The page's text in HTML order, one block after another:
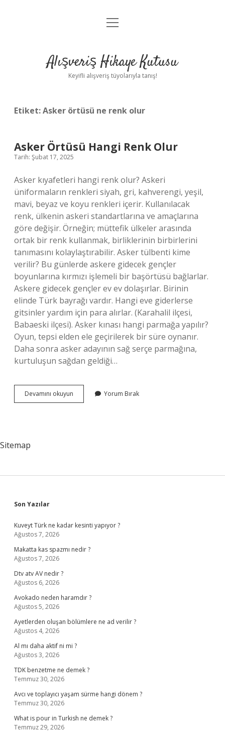
Anasayfa
Yasal Uyarı
menüyü
Alışveriş Hikaye Kutusu
Keyifli alışveriş tüyolarıyla tanış!
Etiket:Asker örtüsü ne renk olur
Asker Örtüsü Hangi Renk Olur
Tarih: Şubat 17, 2025
Asker kıyafetleri hangi renk olur? Askeri
üniformaların renkleri siyah, gri, kahverengi, yeşil,
mavi, beyaz ve koyu renkleri içerir. Kullanılacak
renk, ülkenin askeri standartlarına ve amaçlarına
göre değişir. Örneğin; müttefik ülkeler arasında
ortak bir renk kullanmak, birliklerinin birbirlerini
tanımasını kolaylaştırabilir. Asker tülbenti kime
verilir? Bu günlerde askere gidecek gençler
boyunlarına kırmızı işlemeli bir başörtüsü bağlarlar.
Askere gidecek gençler ev ev dolaşırlar. Birinin
elinde Türk bayrağı vardır. Hangi eve giderlerse
gitsinler yardım için para alırlar. (Karahalil ilçesi,
Babaeski ilçesi). Asker kınası hangi parmağa yapılır?
Oyun, tepsi elden ele geçirilerek bir süre oynanır.
Daha sonra asker adayının sağ serçe parmağına,
kurtuluşun sağdan geldiği…
Devamını okuyun
Örtüsü
Yorum Bırak
Sitemap
Sidebar
Son Yazılar
Kuveyt Türk ne kadar kesinti yapıyor ?
Ağustos 7, 2026
Makatta kas spazmı nedir ?
Ağustos 7, 2026
Dtv atv AV nedir ?
Ağustos 6, 2026
Avokado neden haramdır ?
Ağustos 5, 2026
Ayetlerden oluşan bölümlere ne ad verilir ?
Ağustos 4, 2026
Al mı daha aktif ni mi ?
Ağustos 3, 2026
TDK benzetme ne demek ?
Temmuz 30, 2026
Avcı ve toplayıcı yaşam sürme hangi dönem ?
Temmuz 30, 2026
What is pour in Turkish ne demek ?
Temmuz 29, 2026